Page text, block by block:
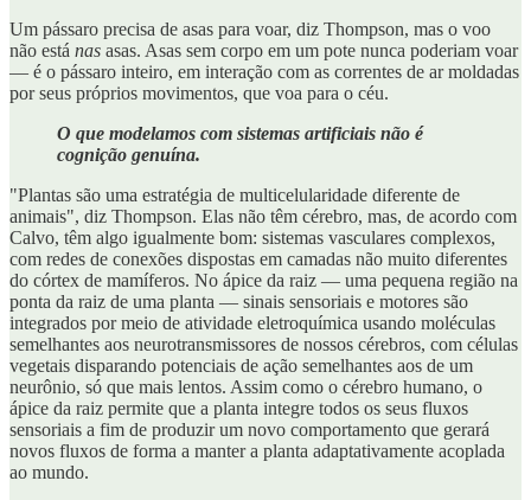
Um pássaro precisa de asas para voar, diz Thompson, mas o voo
não está nas asas. Asas sem corpo em um pote nunca poderiam voar
— é o pássaro inteiro, em interação com as correntes de ar moldadas
por seus próprios movimentos, que voa para o céu.
O que modelamos com sistemas artificiais não é
cognição genuína.
"Plantas são uma estratégia de multicelularidade diferente de
animais", diz Thompson. Elas não têm cérebro, mas, de acordo com
Calvo, têm algo igualmente bom: sistemas vasculares complexos,
com redes de conexões dispostas em camadas não muito diferentes
do córtex de mamíferos. No ápice da raiz — uma pequena região na
ponta da raiz de uma planta — sinais sensoriais e motores são
integrados por meio de atividade eletroquímica usando moléculas
semelhantes aos neurotransmissores de nossos cérebros, com células
vegetais disparando potenciais de ação semelhantes aos de um
neurônio, só que mais lentos. Assim como o cérebro humano, o
ápice da raiz permite que a planta integre todos os seus fluxos
sensoriais a fim de produzir um novo comportamento que gerará
novos fluxos de forma a manter a planta adaptativamente acoplada
ao mundo.